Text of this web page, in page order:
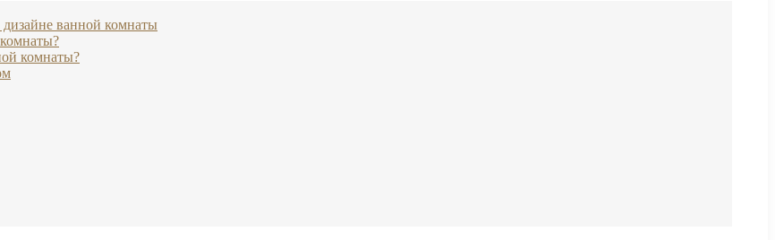
дизайне ванной комнаты
комнаты?